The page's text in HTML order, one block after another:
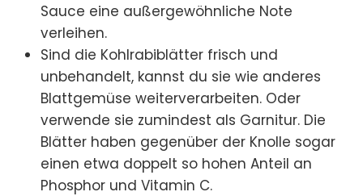
Sauce eine außergewöhnliche Note
verleihen.
Sind die Kohlrabiblätter frisch und
unbehandelt, kannst du sie wie anderes
Blattgemüse weiterverarbeiten. Oder
verwende sie zumindest als Garnitur. Die
Blätter haben gegenüber der Knolle sogar
einen etwa doppelt so hohen Anteil an
Phosphor und Vitamin C.